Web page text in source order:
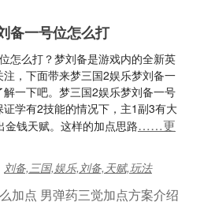
备一号位怎么打
怎么打？梦刘备是游戏内的全新英
，下面带来梦三国2娱乐梦刘备一
一下吧。梦三国2娱乐梦刘备一号
学有2技能的情况下，主1副3有大
钱天赋。这样的加点思路……更
刘备,三国,娱乐,刘备,天赋,玩法